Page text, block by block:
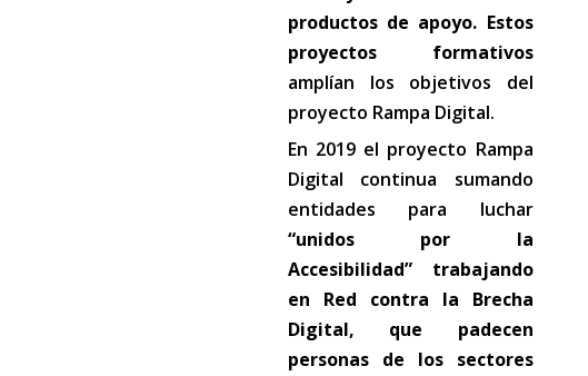
productos de apoyo. Estos
proyectos formativos
amplían los objetivos del
proyecto Rampa Digital.
En 2019 el proyecto Rampa
Digital continua sumando
entidades para luchar
“unidos por la
Accesibilidad” trabajando
en Red contra la Brecha
Digital, que padecen
personas de los sectores